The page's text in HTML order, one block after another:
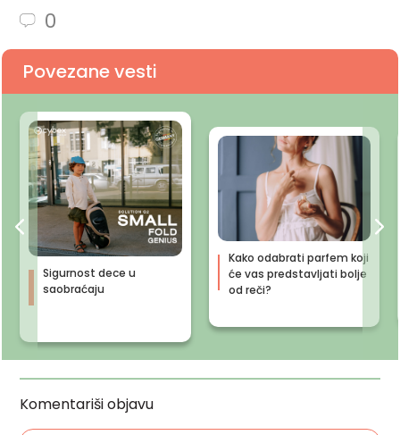
0
Povezane vesti
Sigurnost dece u
saobraćaju
Kako odabrati parfem koji
će vas predstavljati bolje
od reči?
Komentariši objavu